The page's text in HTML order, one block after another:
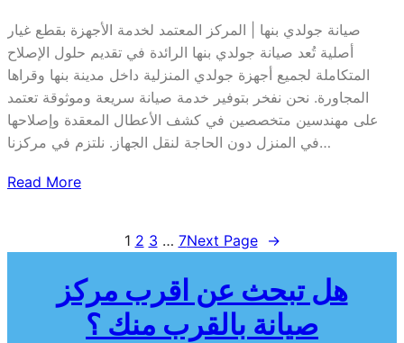
صيانة جولدي بنها | المركز المعتمد لخدمة الأجهزة بقطع غيار
أصلية تُعد صيانة جولدي بنها الرائدة في تقديم حلول الإصلاح
المتكاملة لجميع أجهزة جولدي المنزلية داخل مدينة بنها وقراها
المجاورة. نحن نفخر بتوفير خدمة صيانة سريعة وموثوقة تعتمد
على مهندسين متخصصين في كشف الأعطال المعقدة وإصلاحها
في المنزل دون الحاجة لنقل الجهاز. نلتزم في مركزنا…
Read More
1 2 3 … 7Next Page →
هل تبحث عن اقرب مركز
صيانة بالقرب منك ؟